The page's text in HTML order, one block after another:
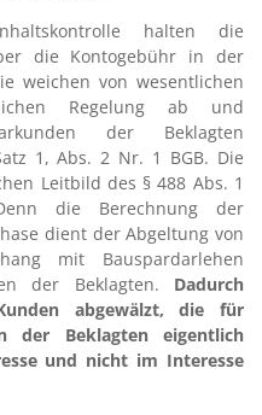
halten die
die Kontogebühr in der
weichen von wesentlichen
Regelung ab und
der Beklagten
1, Abs. 2 Nr. 1 BGB. Die
Leitbild des § 488 Abs. 1
die Berechnung der
dient der Abgeltung von
mit Bauspardarlehen
der Beklagten. Dadurch
abgewälzt, die für
der Beklagten eigentlich
und nicht im Interesse